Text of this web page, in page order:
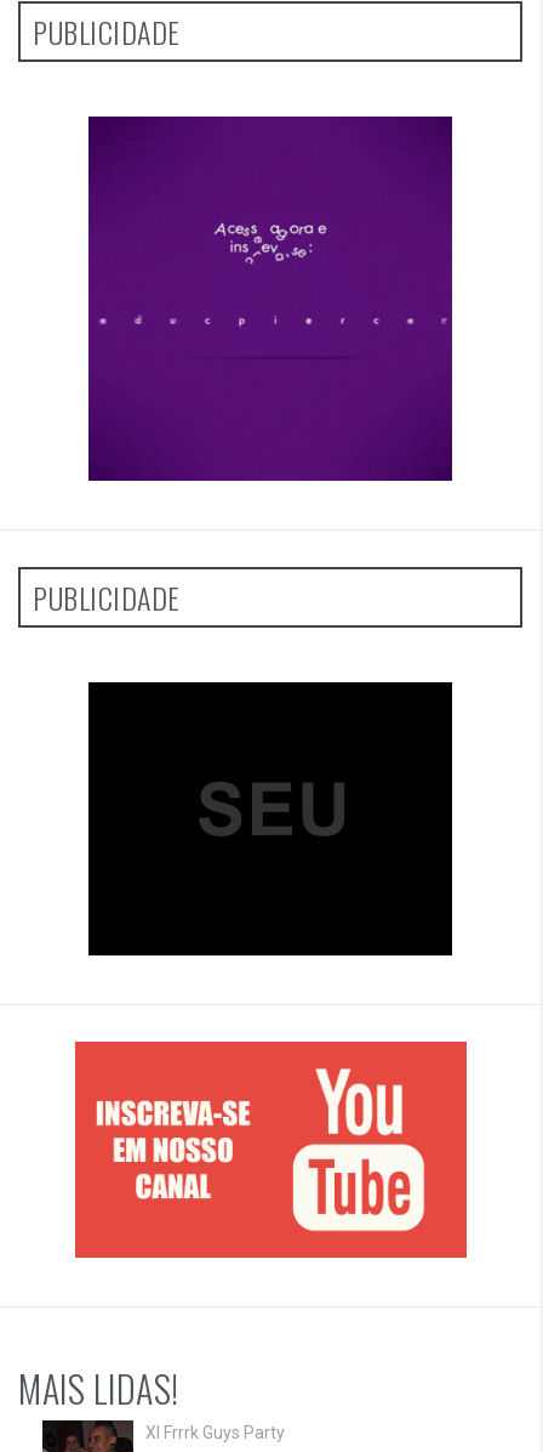
PUBLICIDADE
PUBLICIDADE
MAIS LIDAS!
XI Frrrk Guys Party